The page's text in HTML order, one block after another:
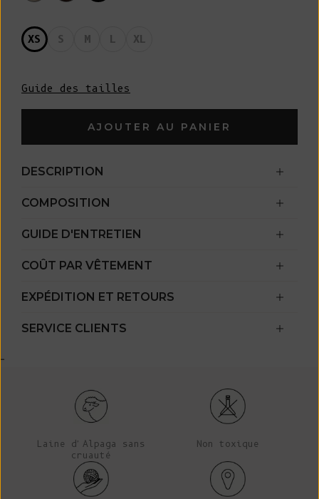
XS S M L XL
Guide des tailles
AJOUTER AU PANIER
DESCRIPTION
COMPOSITION
GUIDE D'ENTRETIEN
COÛT PAR VÊTEMENT
EXPÉDITION ET RETOURS
SERVICE CLIENTS
-
Laine d'Alpaga sans
cruauté
Non toxique